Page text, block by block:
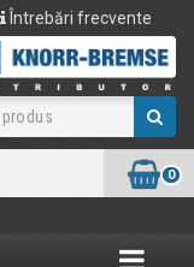
Întrebări frecvente
0
Toggle